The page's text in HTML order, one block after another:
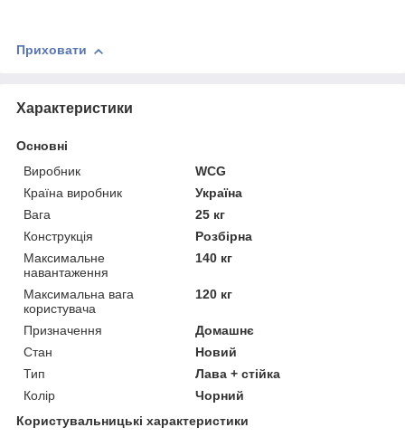
Приховати
Характеристики
Основні
Виробник
WCG
Країна виробник
Україна
Вага
25 кг
Конструкція
Розбірна
Максимальне
навантаження
140 кг
Максимальна вага
користувача
120 кг
Призначення
Домашнє
Стан
Новий
Тип
Лава + стійка
Колір
Чорний
Користувальницькі характеристики